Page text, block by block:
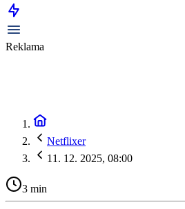
Reklama
Netflixer
11. 12. 2025, 08:00
3 min